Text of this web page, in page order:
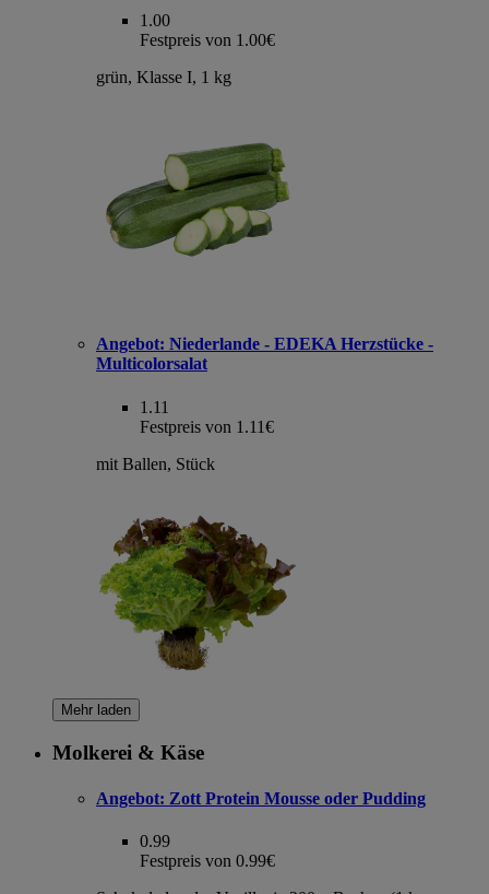
1.00
Festpreis von 1.00€
grün, Klasse I, 1 kg
Angebot: Niederlande - EDEKA Herzstücke -
Multicolorsalat
1.11
Festpreis von 1.11€
mit Ballen, Stück
Mehr laden
Molkerei & Käse
Angebot: Zott Protein Mousse oder Pudding
0.99
Festpreis von 0.99€